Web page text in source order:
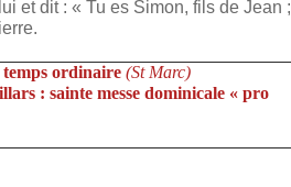
et dit : « Tu es Simon, fils de Jean ;
temps ordinaire (St Marc)
: sainte messe dominicale « pro